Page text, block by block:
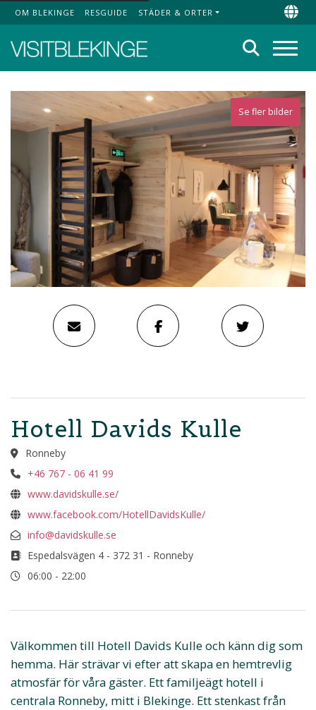
Top Menu
OM BLEKINGE RESGUIDE STÄDER & ORTER
Sök
Se fler bilder
Hotell Davids Kulle
Ronneby
+46 767 - 06 41 99
www.davidskulle.se/
www.facebook.com/HotellDavidsKulle/
info@davidskulle.se
Espedalsvägen 4 - 372 31 - Ronneby
06:00 - 22:00
Välkommen till Hotell Davids Kulle och känn dig som
hemma. Här strävar vi efter att skapa en hemtrevlig
atmosfär för våra gäster. Ett familjeägt hotell i
centrala Ronneby, mitt i Blekinge. Ett stenkast från